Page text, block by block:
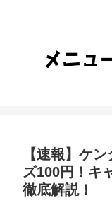
【速報】ケ
ズ100円！キ
徹底解説！